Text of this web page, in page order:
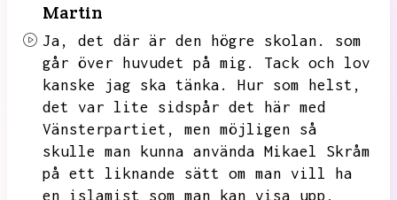
Martin
Ja, det där är den högre skolan.
som
går över huvudet på mig.
Tack och lov
kanske jag ska tänka.
Hur som helst,
det var lite sidspår det här med
Vänsterpartiet,
men möjligen så
skulle man kunna använda Mikael Skråm
på ett liknande sätt om man vill ha
en islamist som man kan visa upp,